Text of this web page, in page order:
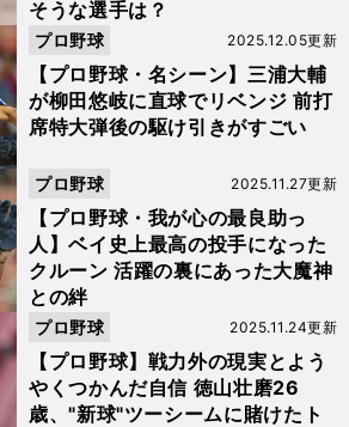
そうな選手は？
【プロ野球・名シーン】三浦大輔
が柳田悠岐に直球でリベンジ 前打
席特大弾後の駆け引きがすごい
2025.12.05更新
プロ野球
【プロ野球・我が心の最良助っ
人】ベイ史上最高の投手になった
クルーン 活躍の裏にあった大魔神
との絆
2025.11.27更新
プロ野球
【プロ野球】戦力外の現実とよう
やくつかんだ自信 徳山壮磨26
歳、"新球"ツーシームに賭けたト
2025.11.24更新
プロ野球